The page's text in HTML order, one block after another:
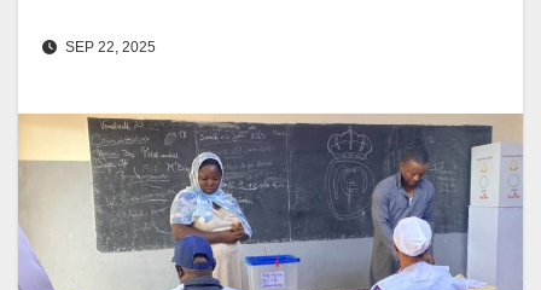
SEP 22, 2025